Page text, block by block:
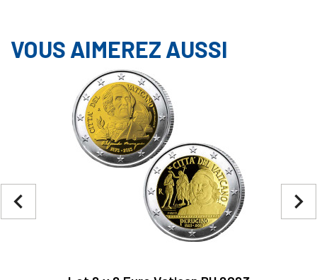
VOUS AIMEREZ AUSSI
navigate_next
navigate_before